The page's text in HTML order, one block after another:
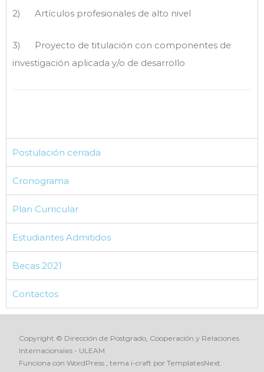
2) Artículos profesionales de alto nivel
3) Proyecto de titulación con componentes de
investigación aplicada y/o de desarrollo
Postulación cerrada
Cronograma
Plan Curricular
Estudiantes Admitidos
Becas 2021
Contactos
Copyright © Dirección de Postgrado, Cooperación y Relaciones
Internacionales - ULEAM
Funciona con WordPress , tema i-craft por TemplatesNext.